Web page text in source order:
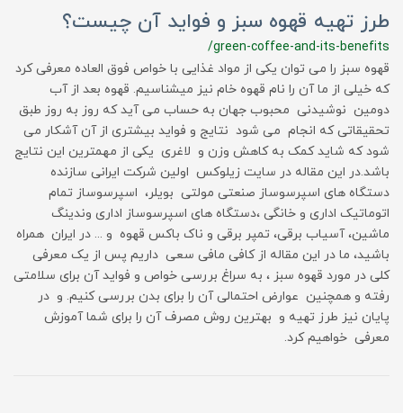
طرز تهیه قهوه سبز و فواید آن چیست؟
/green-coffee-and-its-benefits
قهوه سبز را می توان یکی از مواد غذایی با خواص فوق العاده معرفی کرد
که خیلی از ما آن را نام قهوه خام نیز میشناسیم. قهوه بعد از آب
دومین نوشیدنی محبوب جهان به حساب می آید که روز به روز طبق
تحقیقاتی که انجام می شود نتایج و فواید بیشتری از آن آشکار می
شود که شاید کمک به کاهش وزن و لاغری یکی از مهمترین این نتایج
باشد.در این مقاله در سایت زیلوکس اولین شرکت ایرانی سازنده
دستگاه های اسپرسوساز صنعتی مولتی بویلر، اسپرسوساز تمام
اتوماتیک اداری و خانگی ،دستگاه های اسپرسوساز اداری وندینگ
ماشین، آسیاب برقی، تمپر برقی و ناک باکس قهوه و ... در ایران همراه
باشید، ما در این مقاله از کافی مافی سعی داریم پس از یک معرفی
کلی در مورد قهوه سبز ، به سراغ بررسی خواص و فواید آن برای سلامتی
رفته و همچنین عوارض احتمالی آن را برای بدن بررسی کنیم. و در
پایان نیز طرز تهیه و بهترین روش مصرف آن را برای شما آموزش
معرفی خواهیم کرد.